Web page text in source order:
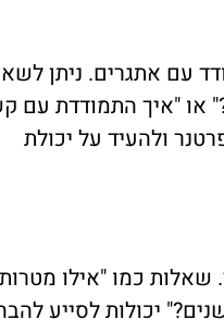
עם אתגרים. ניתן
או "איך התמודדת עם
ולהעיד על יכולת
שאלות כמו "אילו
יכולות לסייע